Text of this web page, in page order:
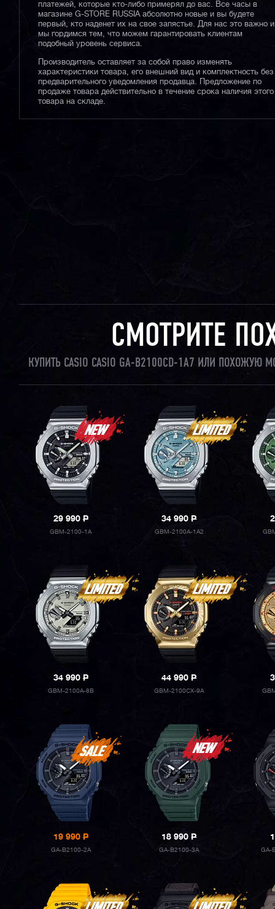
платежей, которые кто-либо примерял до вас. Все часы в
магазине G-STORE RUSSIA абсолютно новые и вы будете
первый, кто наденет их на свое запястье. Для нас это важно и
мы гордимся тем, что можем гарантировать клиентам
подобный уровень сервиса.
Производитель оставляет за собой право изменять
характеристики товара, его внешний вид и комплектность без
предварительного уведомления продавца. Предложение по
продаже товара действительно в течение срока наличия этого
товара на складе.
СМОТРИТЕ
КУПИТЬ CASIO CASIO GA-B2100CD-1A7 ИЛИ
29 990P
GBM-2100-1A
34 990P
GBM-2100A-1A2
34 990P
GBM-2100A-8B
44 990P
GBM-2100CX-9A
19 990P
GA-B2100-2A
18 990P
GA-B2100-3A GA-